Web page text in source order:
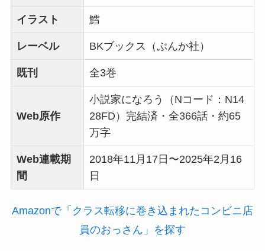
イラスト 鱈
レーベル BKブックス（ぶんか社）
既刊 全3巻
Web原作
小説家になろう（Nコード：N14
28FD）完結済・全366話・約65
万字
Web連載期
間
2018年11月17日〜2025年2月16
日
Amazonで「クラス転移に巻き込まれたコンビニ店
員のおっさん」を探す